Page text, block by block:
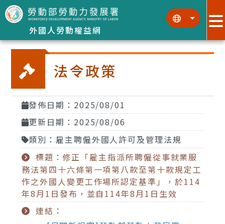
跳到主要內容區塊
外國人勞動權益網
::: :::
法令政策
發佈日期：2025/08/01
更新日期：2025/08/06
類別：雇主聘僱外國人許可及管理法規
標題：修正「雇主指派所聘僱從事就業服
務法第四十六條第一項第八款至第十款規定工
作之外國人變更工作場所認定基準」，於114
年8月1日發布，並自114年8月1日生效
連結：